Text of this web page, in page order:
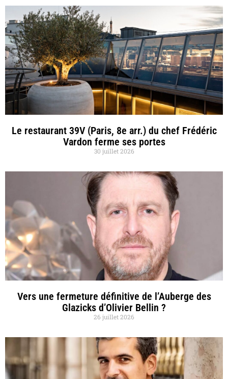
Le restaurant 39V (Paris, 8e arr.) du chef Frédéric
Vardon ferme ses portes
30 juillet 2026
Vers une fermeture définitive de l’Auberge des
Glazicks d’Olivier Bellin ?
26 juillet 2026